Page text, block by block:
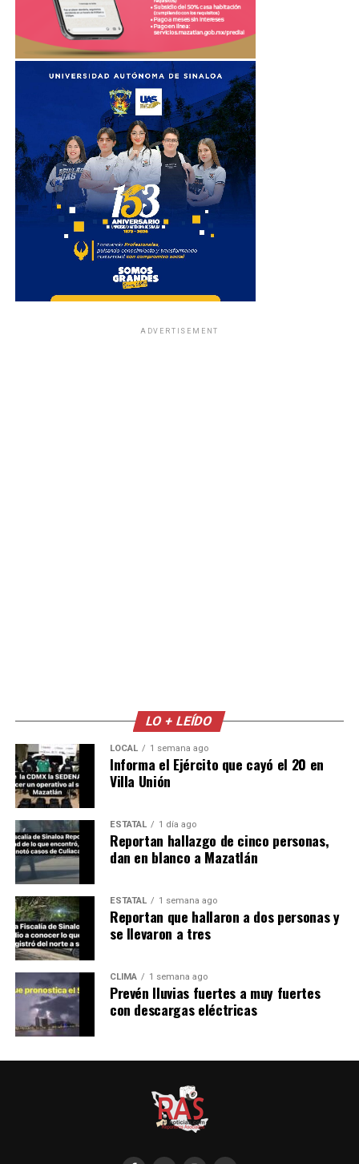
ADVERTISEMENT
LO + LEÍDO
LOCAL 1 semana ago
Informa el Ejército que cayó el 20 en
Villa Unión
ESTATAL 1 día ago
Reportan hallazgo de cinco personas,
dan en blanco a Mazatlán
ESTATAL 1 semana ago
Reportan que hallaron a dos personas y
se llevaron a tres
CLIMA 1 semana ago
Prevén lluvias fuertes a muy fuertes
con descargas eléctricas